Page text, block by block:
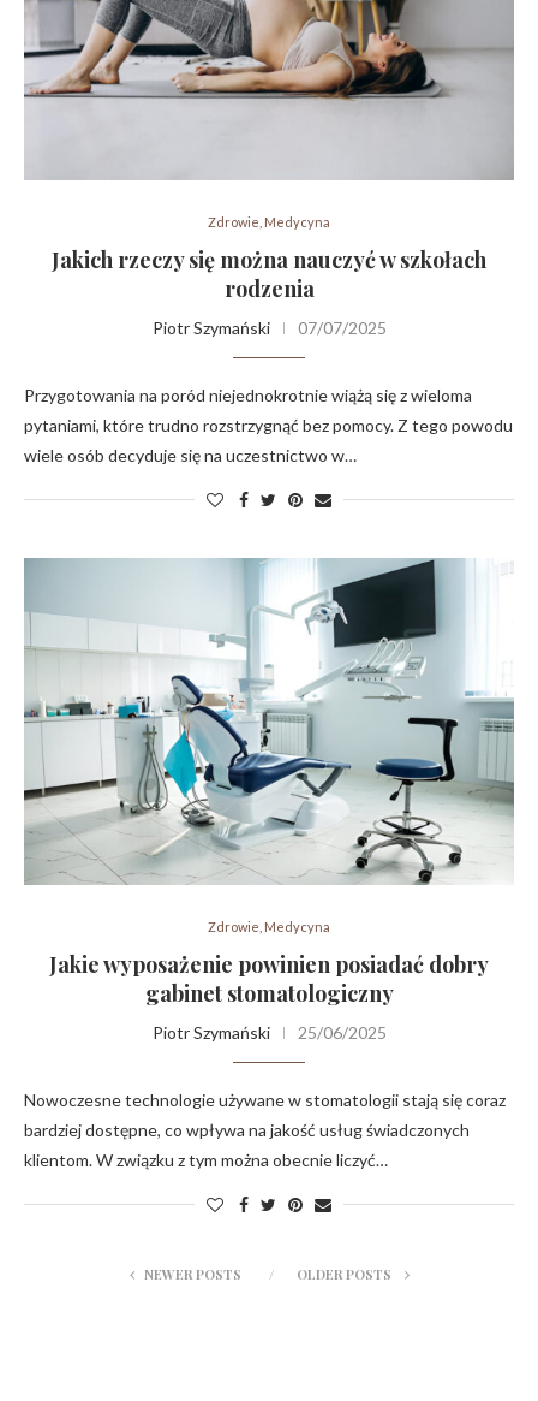
Zdrowie, Medycyna
Jakich rzeczy się można nauczyć w szkołach
rodzenia
Piotr Szymański 07/07/2025
Przygotowania na poród niejednokrotnie wiążą się z wieloma
pytaniami, które trudno rozstrzygnąć bez pomocy. Z tego powodu
wiele osób decyduje się na uczestnictwo w…
Zdrowie, Medycyna
Jakie wyposażenie powinien posiadać dobry
gabinet stomatologiczny
Piotr Szymański 25/06/2025
Nowoczesne technologie używane w stomatologii stają się coraz
bardziej dostępne, co wpływa na jakość usług świadczonych
klientom. W związku z tym można obecnie liczyć…
NEWER POSTS OLDER POSTS